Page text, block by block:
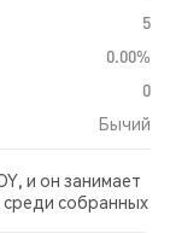
5
0.00%
0
Бычий
и он занимает
среди собранных